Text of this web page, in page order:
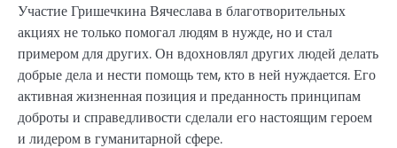
Участие Гришечкина Вячеслава в благотворительных
акциях не только помогал людям в нужде, но и стал
примером для других. Он вдохновлял других людей делать
добрые дела и нести помощь тем, кто в ней нуждается. Его
активная жизненная позиция и преданность принципам
доброты и справедливости сделали его настоящим героем
и лидером в гуманитарной сфере.